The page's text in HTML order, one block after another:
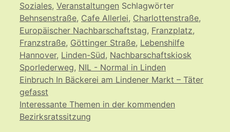
Soziales, Veranstaltungen Schlagwörter
Behnsenstraße, Cafe Allerlei, Charlottenstraße,
Europäischer Nachbarschaftstag, Franzplatz,
Franzstraße, Göttinger Straße, Lebenshilfe
Hannover, Linden-Süd, Nachbarschaftskiosk
Sporlederweg, NIL - Normal in Linden
Einbruch In Bäckerei am Lindener Markt – Täter
gefasst
Interessante Themen in der kommenden
Bezirksratssitzung